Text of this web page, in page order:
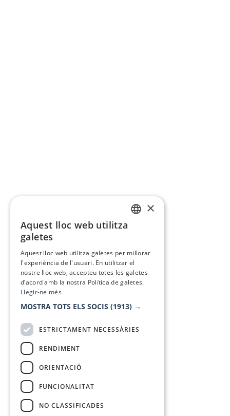
×
Aquest lloc web utilitza
galetes
Aquest lloc web utilitza galetes per millorar
l'experiència de l'usuari. En utilitzar el
nostre lloc web, accepteu totes les galetes
d’acord amb la nostra Política de galetes.
Llegir-ne més
MOSTRA TOTS ELS SOCIS (1913) →
ESTRICTAMENT NECESSÀRIES
RENDIMENT
ORIENTACIÓ
FUNCIONALITAT
NO CLASSIFICADES